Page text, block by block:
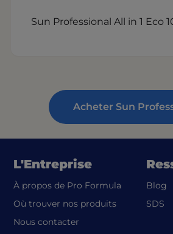
Sun Professional All in 1 Eco
Acheter Sun
L'Entreprise
À propos de Pro Formula
Où trouver nos produits
Nous contacter
Blog
SDS